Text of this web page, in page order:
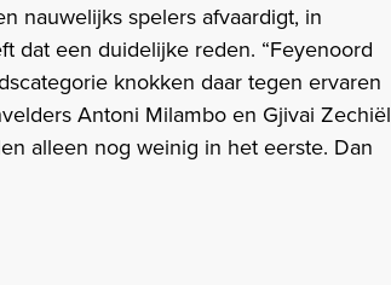
nauwelijks spelers afvaardigt, in
dat een duidelijke reden. “Feyenoord
knokken daar tegen ervaren
Antoni Milambo en Gjivai Zechiël
alleen nog weinig in het eerste. Dan